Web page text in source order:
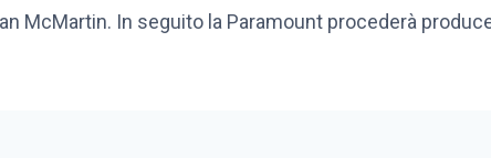
McMartin. In seguito la Paramount procederà